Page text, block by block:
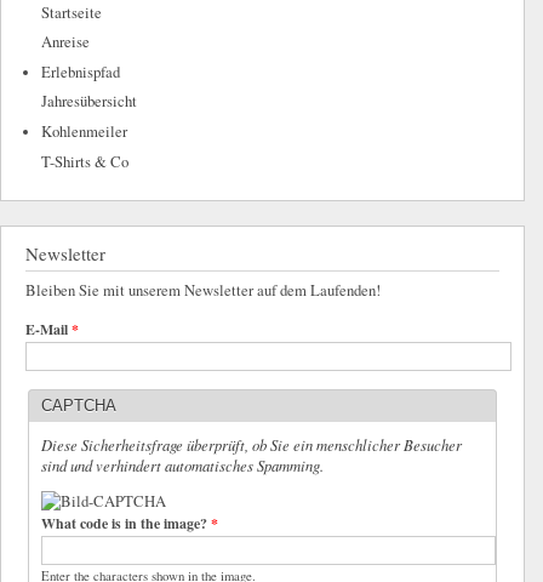
Startseite
Anreise
Erlebnispfad
Jahresübersicht
Kohlenmeiler
T-Shirts & Co
Newsletter
Bleiben Sie mit unserem Newsletter auf dem Laufenden!
E-Mail*
CAPTCHA
Diese Sicherheitsfrage überprüft, ob Sie ein menschlicher Besucher
sind und verhindert automatisches Spamming.
What code is in the image?*
Enter the characters shown in the image.